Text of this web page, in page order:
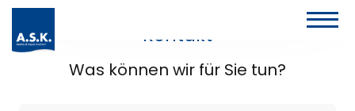
Kontakt
Was können wir für Sie tun?